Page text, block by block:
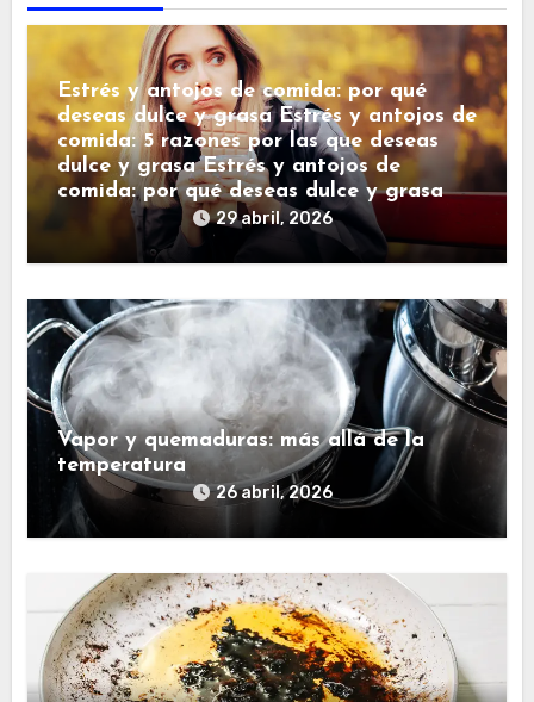
Estrés y antojos de comida: por qué
deseas dulce y grasa Estrés y antojos de
comida: 5 razones por las que deseas
dulce y grasa Estrés y antojos de
comida: por qué deseas dulce y grasa
29 abril, 2026
Vapor y quemaduras: más allá de la
temperatura
26 abril, 2026